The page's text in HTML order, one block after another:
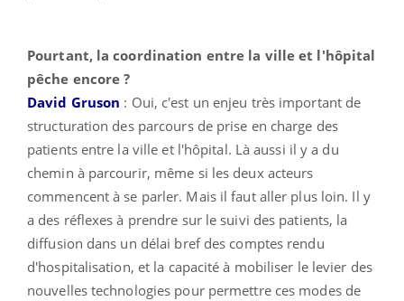
Pourtant, la coordination entre la ville et l'hôpital
pêche encore ?
David Gruson : Oui, c'est un enjeu très important de
structuration des parcours de prise en charge des
patients entre la ville et l'hôpital. Là aussi il y a du
chemin à parcourir, même si les deux acteurs
commencent à se parler. Mais il faut aller plus loin. Il y
a des réflexes à prendre sur le suivi des patients, la
diffusion dans un délai bref des comptes rendu
d'hospitalisation, et la capacité à mobiliser le levier des
nouvelles technologies pour permettre ces modes de